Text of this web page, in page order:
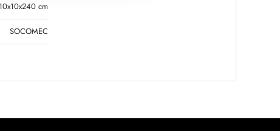
10x10x240 cm
SOCOMEC